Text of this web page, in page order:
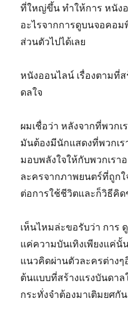
ที่ใหญ่ขึ้น ทำให้การ หนัง
อะไรจากการดูบนจอคอ
ส่วนตัวไปได้เลย
หนังออนไลน์ เรื่องตามที่
ดลใจ
ผมเชื่อว่า หลังจากที่พวก
มันต้องมีนักแสดงที่พวกเ
มอบพลังใจให้กับพวกเรา
ละครจากภาพยนตร์ที่ถูกใ
ต่อการใช้ชีวิตและก็วิธีคิด
เห็นไหมล่ะขอรับว่า การ
แค่ความบันเทิงเพียงแค่นั้
แนวคิดผ่านตัวละครต่างๆ
ต้นแบบที่สร้างแรงบันดา
กระทั่งจำต้องมาเติมยศกั